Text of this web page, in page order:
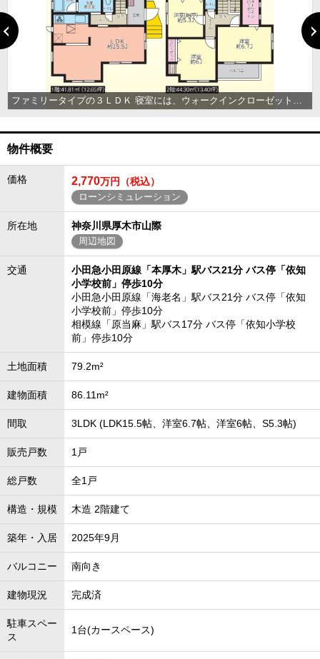
ファミリータイプの３ＬＤＫ 寝室には、ウォークインクローゼットもついています。
物件概要
価格 2,770万円（税込）
ローンシミュレーション
所在地 神奈川県厚木市山際
周辺地図
交通
小田急小田原線「本厚木」駅バス21分 バス停「依知
小学校前」停歩10分
小田急小田原線「海老名」駅バス21分 バス停「依知
小学校前」停歩10分
相模線「原当麻」駅バス17分 バス停「依知小学校
前」停歩10分
土地面積 79.2m²
建物面積 86.11m²
間取 3LDK (LDK15.5帖、洋室6.7帖、洋室6帖、S5.3帖)
販売戸数 1戸
総戸数 全1戸
構造・規模 木造 2階建て
築年・入居 2025年9月
バルコニー 南向き
建物現況 完成済
駐車スペー
ス
1台(カースペース)